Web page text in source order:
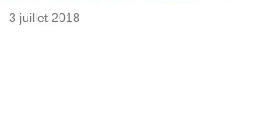
3 juillet 2018